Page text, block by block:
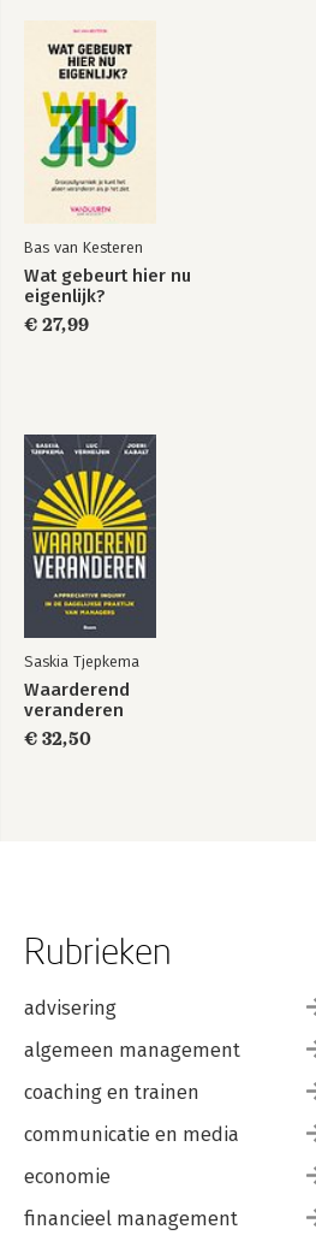
Bas van Kesteren
Wat gebeurt hier nu
eigenlijk?
€ 27,99
Saskia Tjepkema
Waarderend
veranderen
€ 32,50
Rubrieken
advisering
algemeen management
coaching en trainen
communicatie en media
economie
financieel management